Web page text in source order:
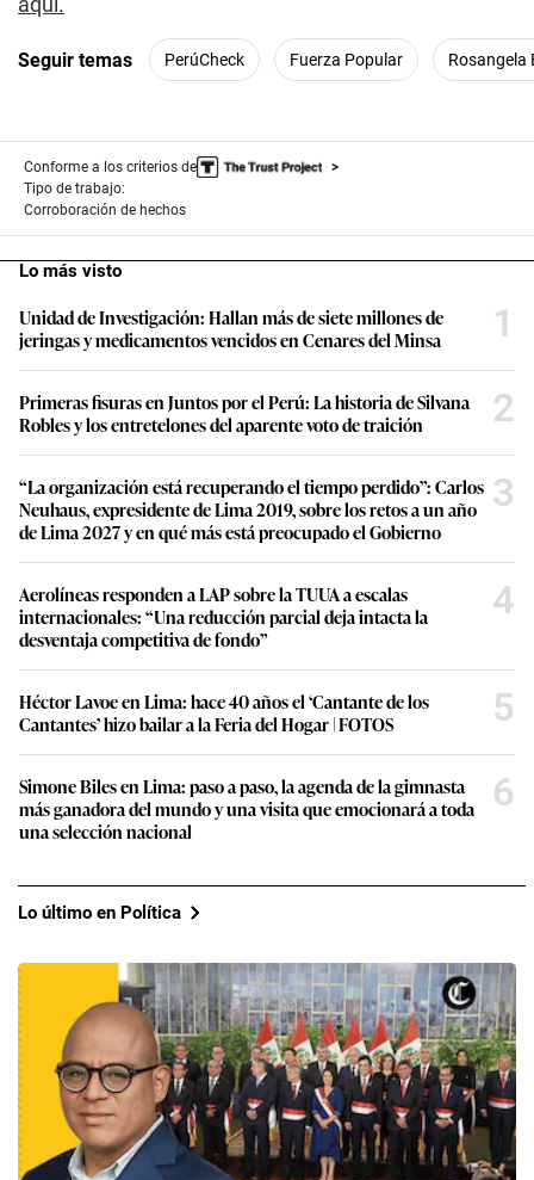
Seguir temas PerúCheck Fuerza Popular Rosangela
Conforme a los criterios de
Tipo de trabajo:
Corroboración de hechos
Lo más visto
Unidad de Investigación: Hallan más de siete millones de
jeringas y medicamentos vencidos en Cenares del Minsa
1
Primeras fisuras en Juntos por el Perú: La historia de Silvana
Robles y los entretelones del aparente voto de traición
2
“La organización está recuperando el tiempo perdido”: Carlos
Neuhaus, expresidente de Lima 2019, sobre los retos a un año
de Lima 2027 y en qué más está preocupado el Gobierno
3
Aerolíneas responden a LAP sobre la TUUA a escalas
internacionales: “Una reducción parcial deja intacta la
desventaja competitiva de fondo”
4
Héctor Lavoe en Lima: hace 40 años el ‘Cantante de los
Cantantes’ hizo bailar a la Feria del Hogar | FOTOS
5
Simone Biles en Lima: paso a paso, la agenda de la gimnasta
más ganadora del mundo y una visita que emocionará a toda
una selección nacional
6
Lo último en Política